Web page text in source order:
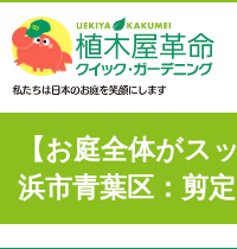
【お庭全体がス
浜市青葉区：剪